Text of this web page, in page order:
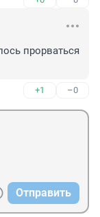
прорваться
+1 –0
Отправить